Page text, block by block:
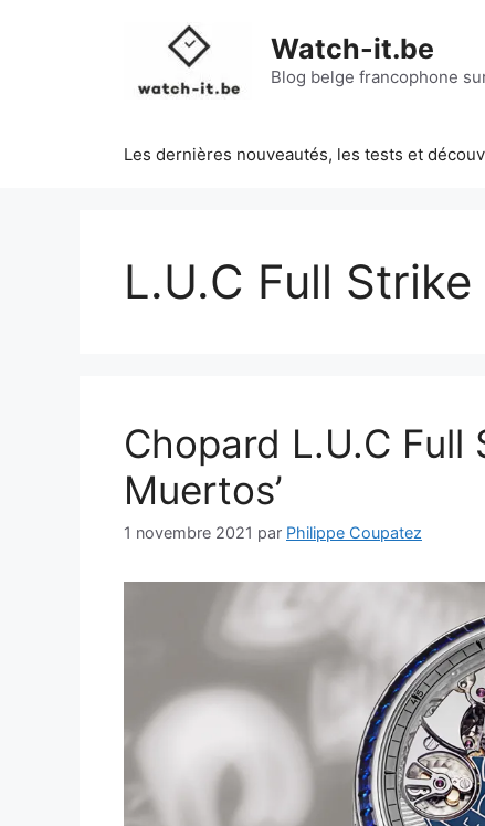
Watch-it.be
Blog belge francophone
Les dernières nouveautés, les tests et
L.U.C Full Strike
Chopard L.U.C Full
Muertos’
1 novembre 2021 par Philippe Coupatez